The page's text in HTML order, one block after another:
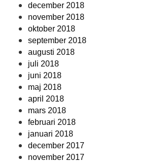
december 2018
november 2018
oktober 2018
september 2018
augusti 2018
juli 2018
juni 2018
maj 2018
april 2018
mars 2018
februari 2018
januari 2018
december 2017
november 2017